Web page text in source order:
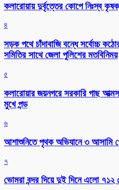
কলারোয়ায় দুর্বৃত্তের কোপে নিঃস্ব
৪
সড়ক পথে চাঁদাবাজি বন্ধে সর্বোচ্চ
সমিতির সাথে জেলা পুলিশের মতবিনিময়
৫
কলারোয়ার জয়নগরে সরকারি গাছ
মুখে পন্ড
৬
আশাশুনিতে পৃথক অভিযানে ৩ আসামি
৭
ভোমরা বন্দর দিয়ে দুই দিনে এলো ৭১২